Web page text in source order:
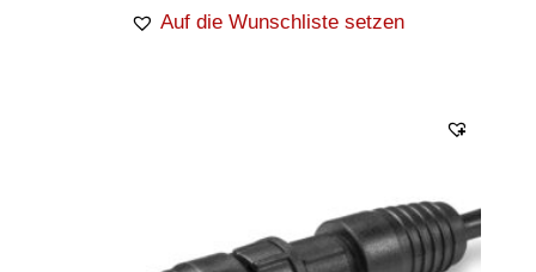
Auf die Wunschliste setzen